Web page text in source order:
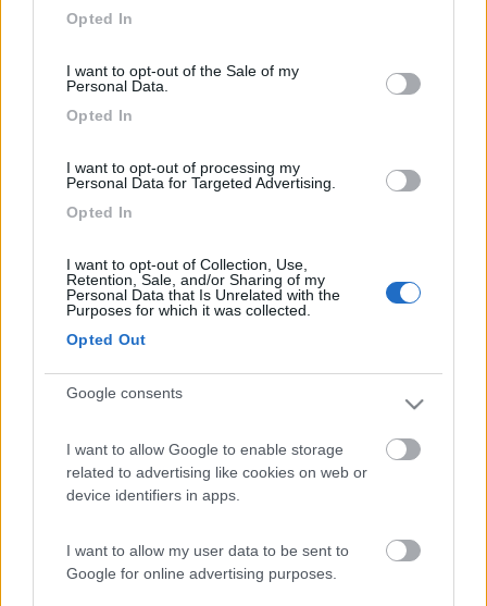
use your data for below specified purposes in below Google
Opted In
I want to opt-out of the Sale of my
Personal Data.
Opted In
I want to opt-out of processing my
Personal Data for Targeted Advertising.
Opted In
I want to opt-out of Collection, Use,
Retention, Sale, and/or Sharing of my
Personal Data that Is Unrelated with the
Purposes for which it was collected.
Opted Out
Google consents
I want to allow Google to enable storage
related to advertising like cookies on web or
device identifiers in apps.
I want to allow my user data to be sent to
Google for online advertising purposes.
maxim63
5
Inserito il24/02/2017
In risposta al messaggio diRibondel16/02/2017
Sarebbe bello avere un indice degli articoli pubblicati ordinato per
nazione, regione, zona o città principale e relativo numero e anno di
pubblicazione. Credo che sia questo quello che maxim63 sta chiedendo.
poi l'ho perso
Inserito il24/02/2017 alle:21:13:31